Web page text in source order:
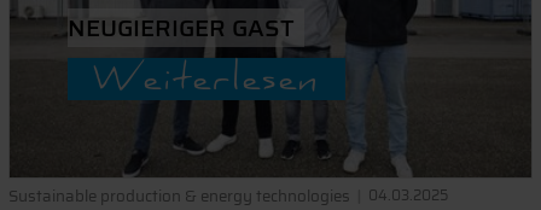
NEUGIERIGER GAST
Weiterlesen
Sustainable production & energy technologies 04.03.2025